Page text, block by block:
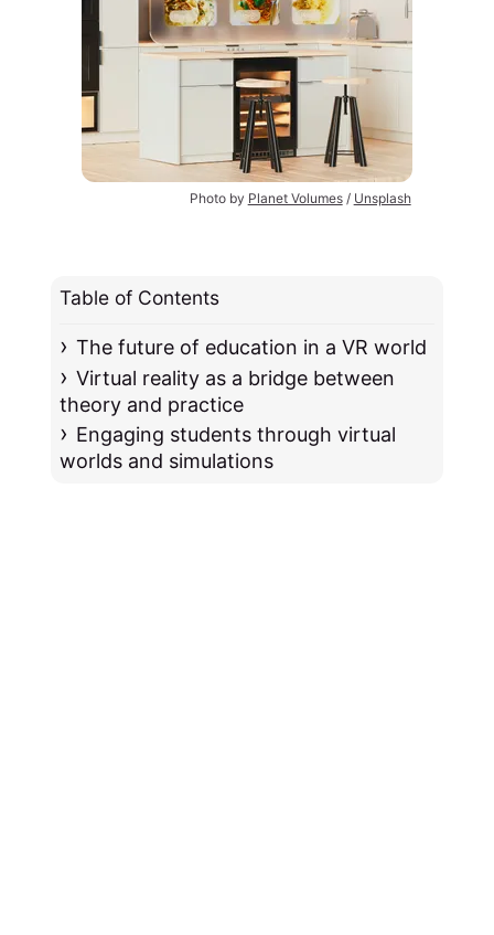
Photo by Planet Volumes / Unsplash
Table of Contents
The future of education in a VR world
Virtual reality as a bridge between
theory and practice
Engaging students through virtual
worlds and simulations